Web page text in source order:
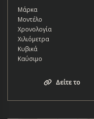
Μάρκα
Μοντέλο
Χρονολογία
Χιλιόμετρα
Κυβικά
Καύσιμο
Δείτε το